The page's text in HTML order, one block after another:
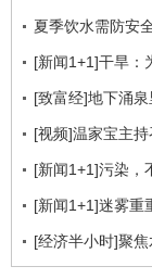
夏季饮水需防安
[新闻1+1]干旱：
[致富经]地下涌
[视频]温家宝主
[新闻1+1]污染，
[新闻1+1]迷雾重
[经济半小时]聚